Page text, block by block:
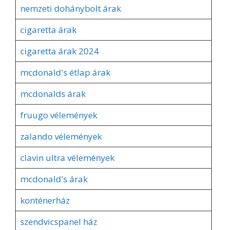
nemzeti dohánybolt árak
cigaretta árak
cigaretta árak 2024
mcdonald's étlap árak
mcdonalds árak
fruugo vélemények
zalando vélemények
clavin ultra vélemények
mcdonald's árak
konténerház
szendvicspanel ház